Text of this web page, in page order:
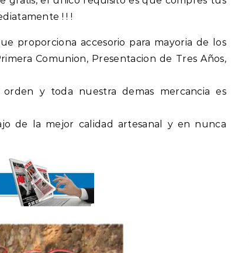
! ! !
proporciona accesorio para mayoria de los
Comunion, Presentacion de Tres Años,
orden y toda nuestra demas mercancia es
de la mejor calidad artesanal y en nunca